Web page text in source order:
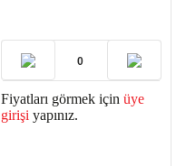
Fiyatları görmek için üye
girişi yapınız.